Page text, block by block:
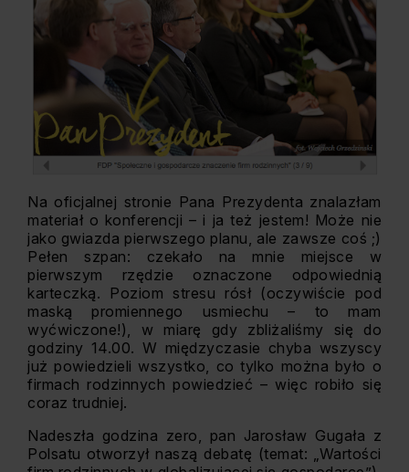
Na oficjalnej stronie Pana Prezydenta znalazłam
materiał o konferencji – i ja też jestem! Może nie
jako gwiazda pierwszego planu, ale zawsze coś ;)
Pełen szpan: czekało na mnie miejsce w
pierwszym rzędzie oznaczone odpowiednią
karteczką. Poziom stresu rósł (oczywiście pod
maską promiennego usmiechu – to mam
wyćwiczone!), w miarę gdy zbliżaliśmy się do
godziny 14.00. W międzyczasie chyba wszyscy
już powiedzieli wszystko, co tylko można było o
firmach rodzinnych powiedzieć – więc robiło się
coraz trudniej.
Nadeszła godzina zero, pan Jarosław Gugała z
Polsatu otworzył naszą debatę (temat: „Wartości